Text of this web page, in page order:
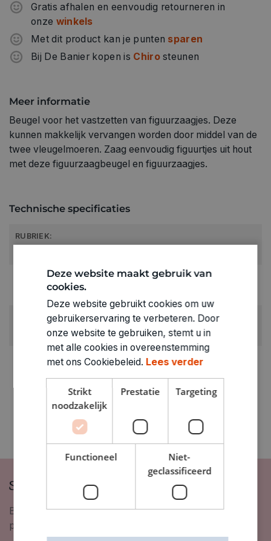
Gratis afhalen en eenvoudig retourneren in
onze winkels
Met dit product kan je punten sparen
Bij De Banier kopen is Chirosteunen
Meer informatie
Beugel voor het vastzetten van figuurzaagjes. Deze
kunnen makkelijk vervangen worden door middel van de
twee vleugelmoeren. Zaag eenvoudig figuurtjes uit hout
met deze figuurzaagbeugel en figuurzaagjes.
Technische specificaties
RUBRIEK:
GEWICHT
0.272kg
ARTIKELNUMMER
0200715
Schrijf je in op onze nieuwsbrief
Blijf op de hoogte van nieuwigheden, inspiratie,
promoties en meer!
Deze website maakt gebruik van
cookies.
Deze website gebruikt cookies om uw
gebruikerservaring te verbeteren. Door
onze website te gebruiken, stemt u in
met alle cookies in overeenstemming
met ons Cookiebeleid. Lees verder
Strikt
noodzakelijk
Prestatie Targeting
Functioneel
Niet-
geclassificeerd